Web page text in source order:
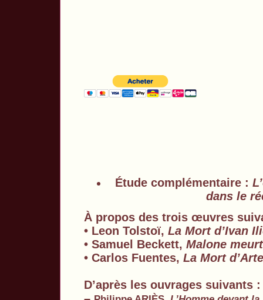
Étude complémentaire :
dans le
À propos des trois œuvres
• Leon Tolstoï, La Mort d’Ivan
• Samuel Beckett, Malone
• Carlos Fuentes, La Mort
D’après les ouvrages suivants :